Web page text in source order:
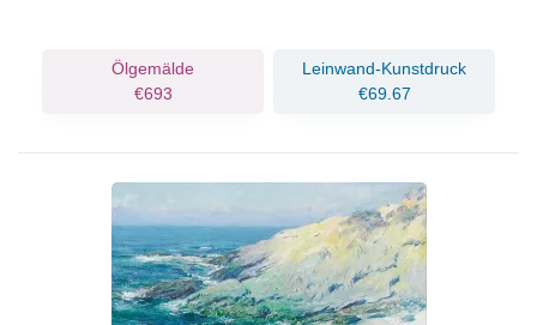
Ölgemälde
€693
Leinwand-Kunstdruck
€69.67